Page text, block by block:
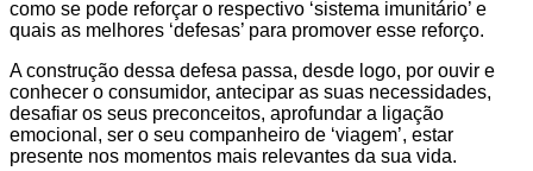
como se pode reforçar o respectivo ‘sistema imunitário’ e
quais as melhores ‘defesas’ para promover esse reforço.
A construção dessa defesa passa, desde logo, por ouvir e
conhecer o consumidor, antecipar as suas necessidades,
desafiar os seus preconceitos, aprofundar a ligação
emocional, ser o seu companheiro de ‘viagem’, estar
presente nos momentos mais relevantes da sua vida.